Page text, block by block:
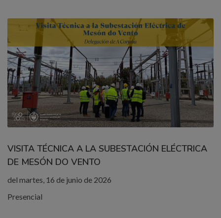
VISITA TÉCNICA A LA SUBESTACIÓN ELÉCTRICA
DE MESÓN DO VENTO
del martes, 16 de junio de 2026
Presencial